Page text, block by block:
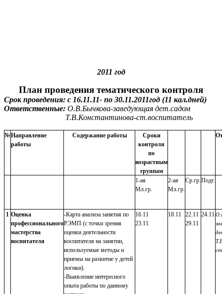
2011 год
План проведения тематического контроля
Срок проведения: с 16.11.11- по 30.11.2011год (11 кал.дней)
Ответственные: О.В.Бычкова-заведующая дет.садом
Т.В.Константинова-ст.воспитатель
№Направление
работы
Содержание работы
Сроки
контроля
по
возрастным
группам
1-ая
Мл.гр.
2-ая
Мл.гр.
Ср.гр.Подг.
1 Оценка
профессионального
мастерства
воспитателя
-Карта анализа занятия по
РЭМП (с точки зрения
оценки деятельности
воспитателя на занятии,
используемые методы и
приемы на развитие у детей
логики).
-Выявление интересного
опыта работы по данному
16.11
23.11
18.11 22.11
29.11
24.11